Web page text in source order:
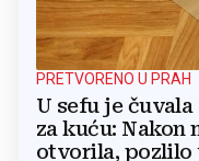
PRETVORENO U PRAH
U sefu je čuvala
za kuću: Nakon
otvorila, pozlilo